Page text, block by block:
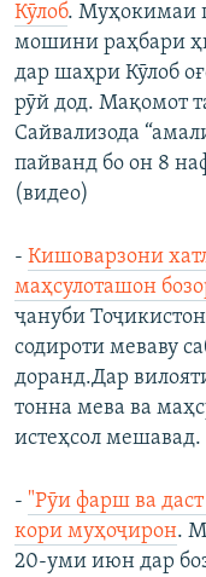
Кӯлоб. Муҳокимаи
мошини раҳбари
дар шаҳри Кӯлоб
рӯй дод. Мақомот
Сайвализода
пайванд бо он 8
(видео)
- Кишоварзони
маҳсулоташон
ҷануби
содироти меваву
доранд.Дар
тонна мева ва
истеҳсол мешавад.
- "Рӯи фарш ва
кори муҳоҷирон.
20-уми июн дар